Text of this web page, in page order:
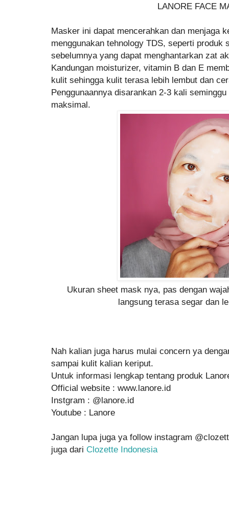
LANORE FACE
Masker ini dapat mencerahkan dan menjaga
menggunakan tehnology TDS, seperti produk
sebelumnya yang dapat menghantarkan zat
Kandungan moisturizer, vitamin B dan E
kulit sehingga kulit terasa lebih lembut dan
Penggunaannya disarankan 2-3 kali
maksimal.
Ukuran sheet mask nya, pas dengan
langsung terasa segar dan
Nah kalian juga harus mulai concern ya
sampai kulit kalian keriput.
Untuk informasi lengkap tentang produk
Official website : www.lanore.id
Instgram : @lanore.id
Youtube : Lanore
Jangan lupa juga ya follow instagram
juga dari Clozette Indonesia